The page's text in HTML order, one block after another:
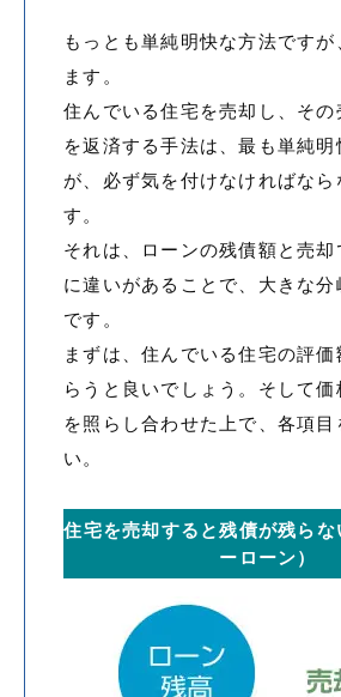
もっとも単純明快な方法ですが
ます。
住んでいる住宅を売却し、そ
を返済する手法は、最も単純
が、必ず気を付けなければなら
す。
それは、ローンの残債額と売
に違いがあることで、大きな分
です。
まずは、住んでいる住宅の評
らうと良いでしょう。そして
を照らし合わせた上で、各項目
い。
住宅を売却すると残債が残ら
ーローン）